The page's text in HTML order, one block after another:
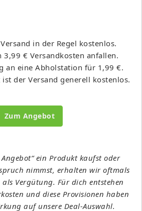
in der Regel kostenlos.
3,99 € Versandkosten anfallen.
an eine Abholstation für 1,99 €.
der Versand generell kostenlos.
Zum Angebot
ein Produkt kaufst oder
nimmst, erhalten wir oftmals
Vergütung. Für dich entstehen
und diese Provisionen haben
auf unsere Deal-Auswahl.